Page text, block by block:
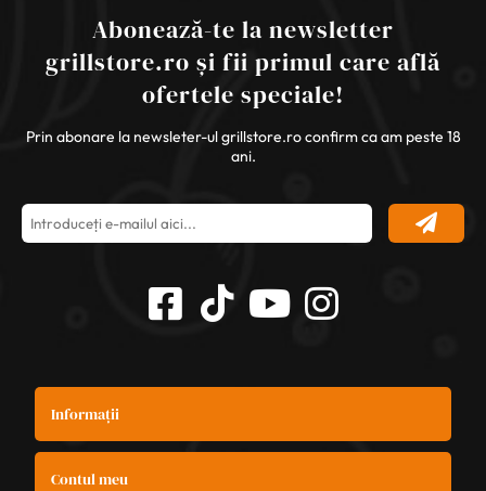
Abonează-te la newsletter
grillstore.ro și fii primul care află
ofertele speciale!
Prin abonare la newsleter-ul grillstore.ro confirm ca am peste 18
ani.
Informații
Contul meu